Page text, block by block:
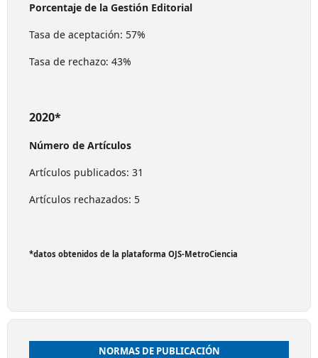
Porcentaje de la Gestión Editorial
Tasa de aceptación: 57%
Tasa de rechazo: 43%
2020*
Número de Artículos
Artículos publicados: 31
Artículos rechazados: 5
*datos obtenidos de la plataforma OJS-MetroCiencia
NORMAS DE PUBLICACIÓN